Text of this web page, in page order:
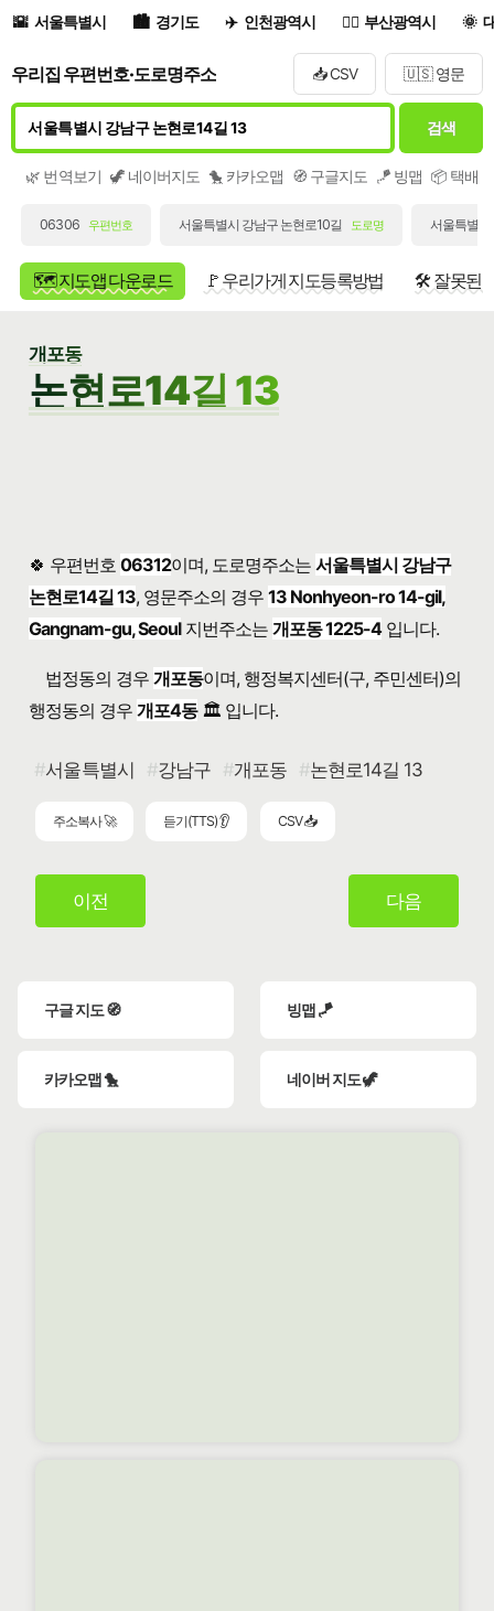
서울특별시 경기도 인천광역시 부산광역시
우리집 우편번호·도로명주소 📥 CSV 🇺🇸 영문
검색
🌿 번역보기 🦖 네이버지도 🐤 카카오맵 🧭 구글지도 🪁 빙맵 📦 택배/
06306 우편번호 서울특별시 강남구 논현로10길 도로명 서울특별
🗺️ 지도앱 다운로드 🚩 우리가게 지도등록방법 🛠️ 잘못된
개포동
논현로14길 13
🍀 우편번호 06312이며, 도로명주소는서울특별시 강남구
논현로14길 13, 영문주소의 경우13 Nonhyeon-ro 14-gil,
Gangnam-gu, Seoul지번주소는개포동 1225-4입니다.
법정동의 경우 개포동이며, 행정복지센터(구, 주민센터)의
행정동의 경우 개포4동🏛️ 입니다.
서울특별시 강남구 개포동 논현로14길 13
주소복사 🚀 듣기(TTS) 👂 CSV 📥
이전 다음
구글 지도 🧭 빙맵 🪁
카카오맵 🐤 네이버 지도 🦖